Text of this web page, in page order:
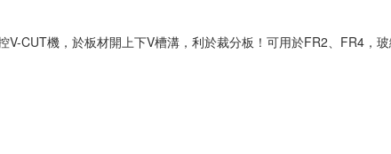
V-CUT機，於板材開上下V槽溝，利於裁分板！可用於FR2、FR4，